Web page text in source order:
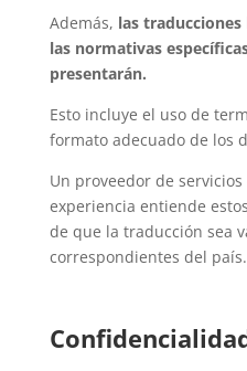
Además, las
las normativas
presentarán.
Esto incluye el uso de
formato adecuado de los
Un proveedor de
experiencia entiende
de que la traducción sea
correspondientes del país.